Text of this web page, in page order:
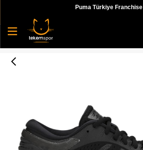
Puma Türkiye Franchise